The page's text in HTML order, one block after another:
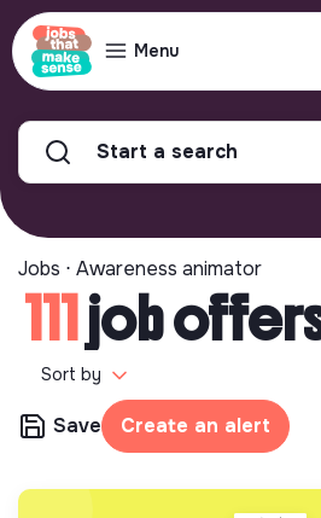
Menu
Start a search
Jobs ⋅ Awareness animator
111job
Sort by
Save Create an alert